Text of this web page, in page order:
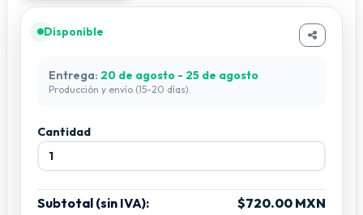
Disponible
Entrega: 20 de agosto - 25 de agosto
Producción y envío (15-20 días).
Cantidad
Subtotal (sin IVA):
$720.00 MXN